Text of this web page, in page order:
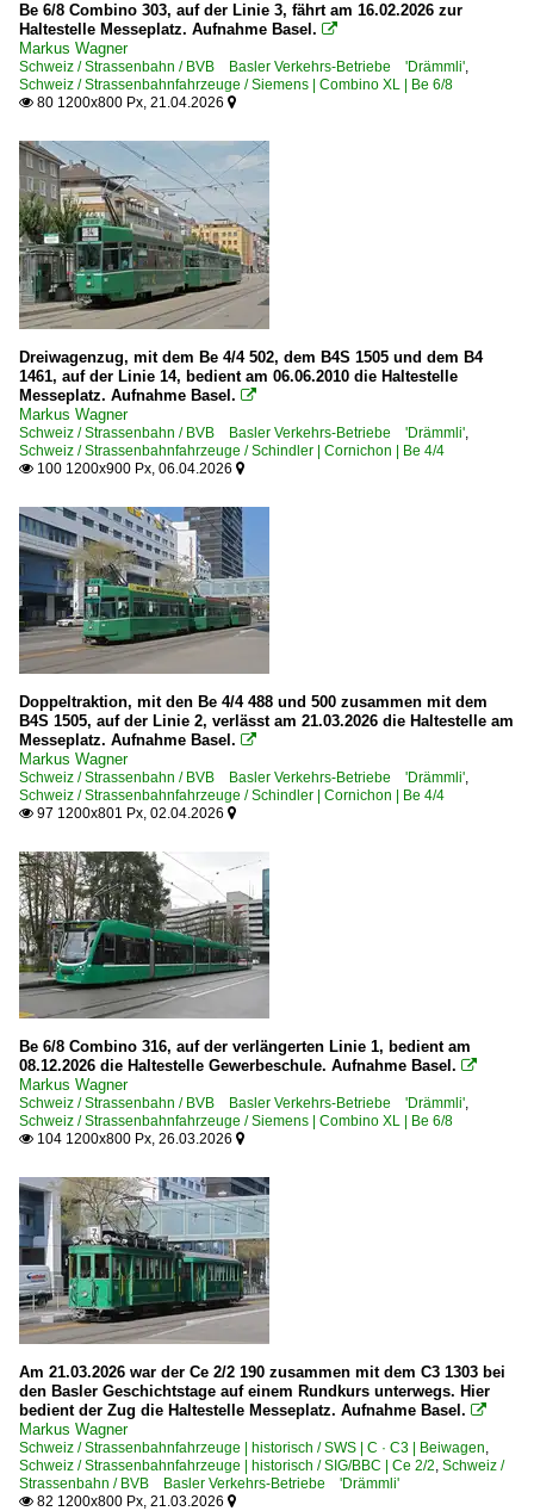
Be 6/8 Combino 303, auf der Linie 3, fährt am 16.02.2026 zur
Haltestelle Messeplatz. Aufnahme Basel. 
Markus Wagner
Schweiz / Strassenbahn / BVB Basler Verkehrs-Betriebe 'Drämmli',
Schweiz / Strassenbahnfahrzeuge / Siemens | Combino XL | Be 6/8
 80 1200x800 Px, 21.04.2026 
Dreiwagenzug, mit dem Be 4/4 502, dem B4S 1505 und dem B4
1461, auf der Linie 14, bedient am 06.06.2010 die Haltestelle
Messeplatz. Aufnahme Basel. 
Markus Wagner
Schweiz / Strassenbahn / BVB Basler Verkehrs-Betriebe 'Drämmli',
Schweiz / Strassenbahnfahrzeuge / Schindler | Cornichon | Be 4/4
 100 1200x900 Px, 06.04.2026 
Doppeltraktion, mit den Be 4/4 488 und 500 zusammen mit dem
B4S 1505, auf der Linie 2, verlässt am 21.03.2026 die Haltestelle am
Messeplatz. Aufnahme Basel. 
Markus Wagner
Schweiz / Strassenbahn / BVB Basler Verkehrs-Betriebe 'Drämmli',
Schweiz / Strassenbahnfahrzeuge / Schindler | Cornichon | Be 4/4
 97 1200x801 Px, 02.04.2026 
Be 6/8 Combino 316, auf der verlängerten Linie 1, bedient am
08.12.2026 die Haltestelle Gewerbeschule. Aufnahme Basel. 
Markus Wagner
Schweiz / Strassenbahn / BVB Basler Verkehrs-Betriebe 'Drämmli',
Schweiz / Strassenbahnfahrzeuge / Siemens | Combino XL | Be 6/8
 104 1200x800 Px, 26.03.2026 
Am 21.03.2026 war der Ce 2/2 190 zusammen mit dem C3 1303 bei
den Basler Geschichtstage auf einem Rundkurs unterwegs. Hier
bedient der Zug die Haltestelle Messeplatz. Aufnahme Basel. 
Markus Wagner
Schweiz / Strassenbahnfahrzeuge | historisch / SWS | C · C3 | Beiwagen,
Schweiz / Strassenbahnfahrzeuge | historisch / SIG/BBC | Ce 2/2, Schweiz /
Strassenbahn / BVB Basler Verkehrs-Betriebe 'Drämmli'
 82 1200x800 Px, 21.03.2026 